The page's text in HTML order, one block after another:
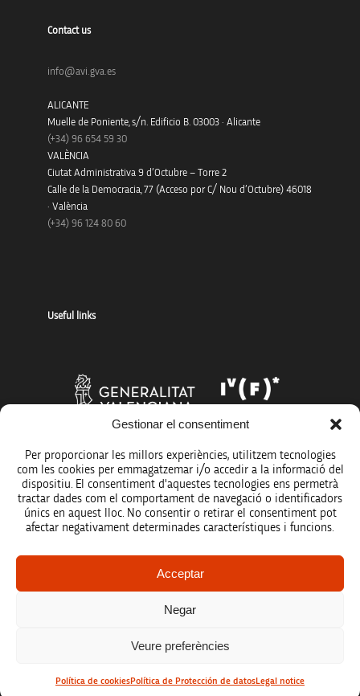
Gestionar el consentiment
Per proporcionar les millors experiències, utilitzem tecnologies
com les cookies per emmagatzemar i/o accedir a la informació del
dispositiu. El consentiment d'aquestes tecnologies ens permetrà
tractar dades com el comportament de navegació o identificadors
únics en aquest lloc. No consentir o retirar el consentiment pot
afectar negativament determinades característiques i funcions.
Acceptar
Negar
Veure preferències
Política de cookiesPolítica de Protección de datosLegal notice
Contact us
info@avi.gva.es
ALICANTE
Muelle de Poniente, s/n. Edificio B. 03003 · Alicante
(+34) 96 654 59 30
VALÈNCIA
Ciutat Administrativa 9 d’Octubre – Torre 2
Calle de la Democracia, 77 (Acceso por C/ Nou d’Octubre) 46018
· València
(+34) 96 124 80 60
Useful links
Legal notice